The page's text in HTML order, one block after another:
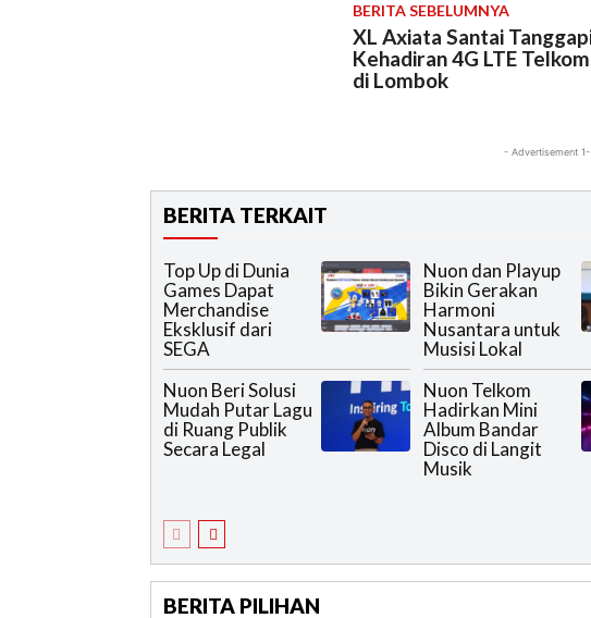
BERITA SEBELUMNYA
XL Axiata Santai
Kehadiran 4G LTE
di Lombok
- Advertisement 1-
BERITA TERKAIT
Top Up di Dunia
Games Dapat
Merchandise
Eksklusif dari
SEGA
Nuon dan Playup
Bikin Gerakan
Harmoni
Nusantara untuk
Musisi Lokal
Nuon Beri Solusi
Mudah Putar Lagu
di Ruang Publik
Secara Legal
Nuon Telkom
Hadirkan Mini
Album Bandar
Disco di Langit
Musik
BERITA PILIHAN